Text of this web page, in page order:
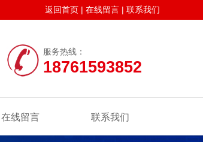
返回首页 | 在线留言 | 联系我们
服务热线：
18761593852
在线留言 联系我们